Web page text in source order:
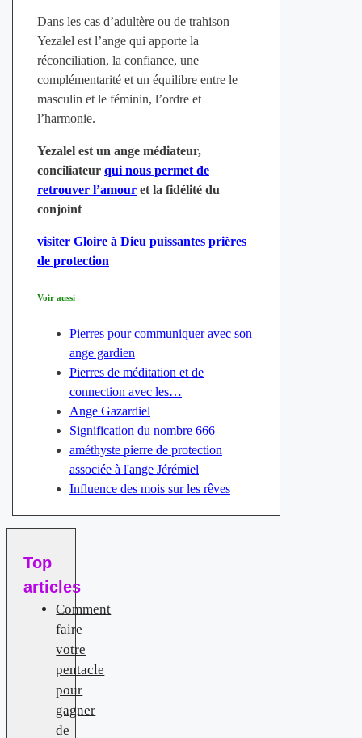
Dans les cas d’adultère ou de trahison
Yezalel est l’ange qui apporte la
réconciliation, la confiance, une
complémentarité et un équilibre entre le
masculin et le féminin, l’ordre et
l’harmonie.
Yezalel est un ange médiateur,
conciliateur qui nous permet de
retrouver l’amouret la fidélité du
conjoint
visiter Gloire à Dieu puissantes prières
de protection
Voir aussi
Pierres pour communiquer avec son
ange gardien
Pierres de méditation et de
connection avec les…
Ange Gazardiel
Signification du nombre 666
améthyste pierre de protection
associée à l'ange Jérémiel
Influence des mois sur les rêves
Top
articles
Comment
faire
votre
pentacle
pour
gagner
de